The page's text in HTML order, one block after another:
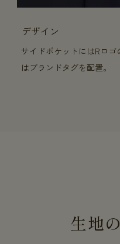
デザイン
サイドポケットにはRロ
はブランドタグを配置。
生地